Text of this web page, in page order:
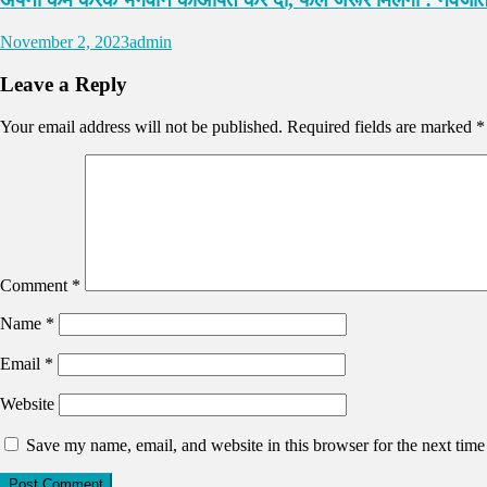
November 2, 2023admin
Leave a Reply
Your email address will not be published. Required fields are marked *
Comment *
Name *
Email *
Website
Save my name, email, and website in this browser for the next